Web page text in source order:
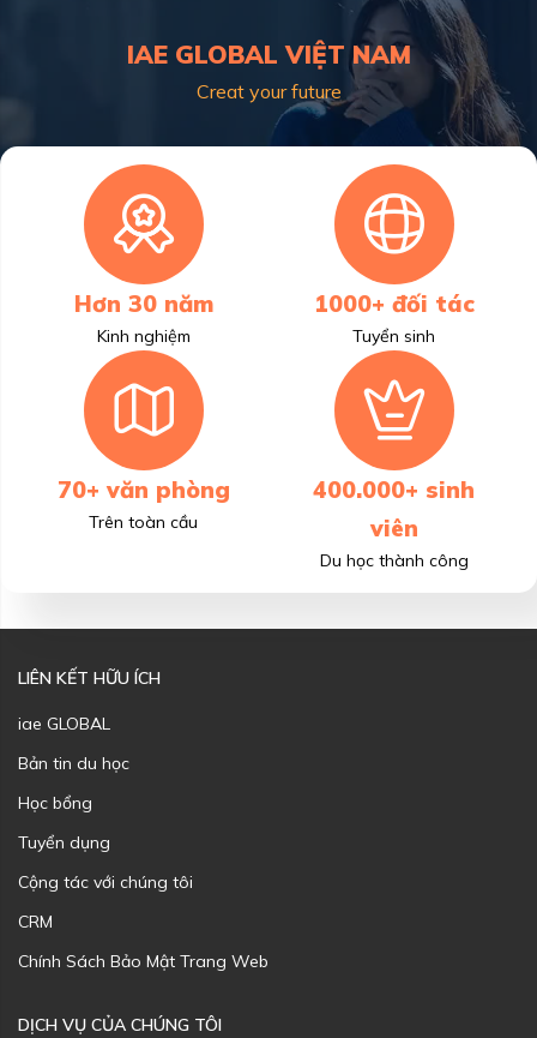
IAE GLOBAL VIỆT NAM
Creat your future
Hơn 30 năm
Kinh nghiệm
1000+ đối tác
Tuyển sinh
70+ văn phòng
Trên toàn cầu
400.000+ sinh
viên
Du học thành công
LIÊN KẾT HỮU ÍCH
iae GLOBAL
Bản tin du học
Học bổng
Tuyển dụng
Cộng tác với chúng tôi
CRM
Chính Sách Bảo Mật Trang Web
DỊCH VỤ CỦA CHÚNG TÔI